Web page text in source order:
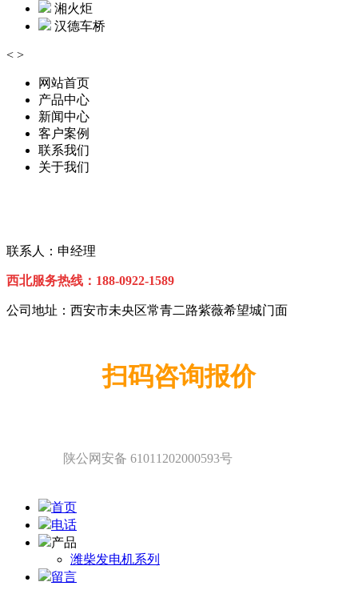
湘火炬
汉德车桥
< >
网站首页
产品中心
新闻中心
客户案例
联系我们
关于我们
联系人：申经理
西北服务热线： 188-0922-1589
公司地址：西安市未央区常青二路紫薇希望城门面
扫码咨询报价
陕公网安备 61011202000593号
首页
电话
产品
潍柴发电机系列
留言